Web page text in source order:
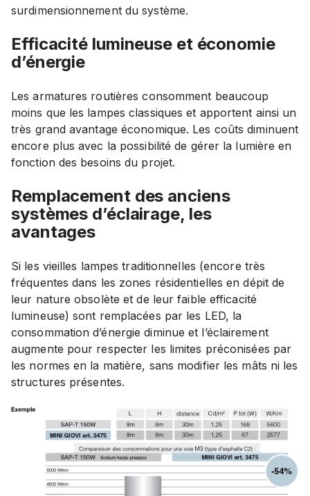
surdimensionnement du système.
Efficacité lumineuse et économie
d’énergie
Les armatures routières consomment beaucoup
moins que les lampes classiques et apportent ainsi un
très grand avantage économique. Les coûts diminuent
encore plus avec la possibilité de gérer la lumière en
fonction des besoins du projet.
Remplacement des anciens
systèmes d’éclairage, les
avantages
Si les vieilles lampes traditionnelles (encore très
fréquentes dans les zones résidentielles en dépit de
leur nature obsolète et de leur faible efficacité
lumineuse) sont remplacées par les LED, la
consommation d’énergie diminue et l’éclairement
augmente pour respecter les limites préconisées par
les normes en la matière, sans modifier les mâts ni les
structures présentes.